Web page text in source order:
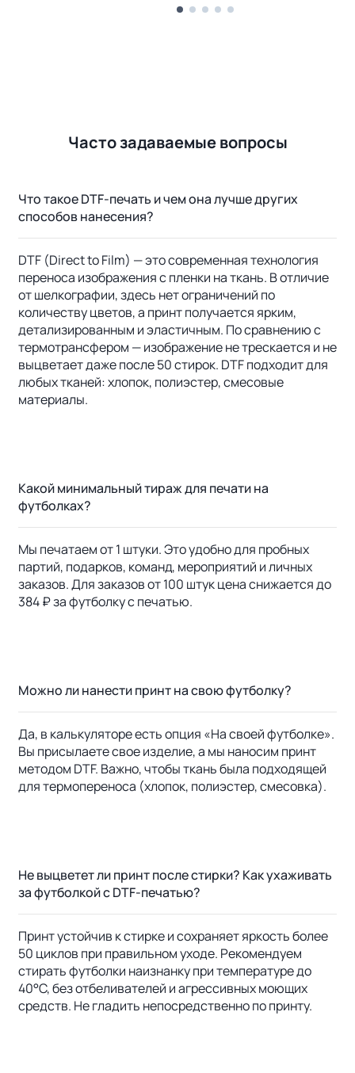
Часто задаваемые вопросы
Что такое DTF-печать и чем она лучше других
способов нанесения?
DTF (Direct to Film) — это современная технология
переноса изображения с пленки на ткань. В отличие
от шелкографии, здесь нет ограничений по
количеству цветов, а принт получается ярким,
детализированным и эластичным. По сравнению с
термотрансфером — изображение не трескается и не
выцветает даже после 50 стирок. DTF подходит для
любых тканей: хлопок, полиэстер, смесовые
материалы.
Какой минимальный тираж для печати на
футболках?
Мы печатаем от 1 штуки. Это удобно для пробных
партий, подарков, команд, мероприятий и личных
заказов. Для заказов от 100 штук цена снижается до
384 ₽ за футболку с печатью.
Можно ли нанести принт на свою футболку?
Да, в калькуляторе есть опция «На своей футболке».
Вы присылаете свое изделие, а мы наносим принт
методом DTF. Важно, чтобы ткань была подходящей
для термопереноса (хлопок, полиэстер, смесовка).
Не выцветет ли принт после стирки? Как ухаживать
за футболкой с DTF-печатью?
Принт устойчив к стирке и сохраняет яркость более
50 циклов при правильном уходе. Рекомендуем
стирать футболки наизнанку при температуре до
40°C, без отбеливателей и агрессивных моющих
средств. Не гладить непосредственно по принту.